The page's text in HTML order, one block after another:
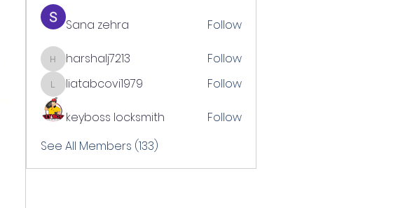
Sana zehra Follow
harshalj7213
harshalj7213 Follow
liatabcovi1979
liatabcovi1979 Follow
keyboss locksmith
Follow
See All Members (133)